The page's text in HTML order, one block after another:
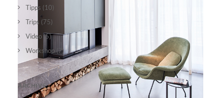
Tipps (10)
Trips (75)
Video(5)
Workshop (7)
ARCHIVE